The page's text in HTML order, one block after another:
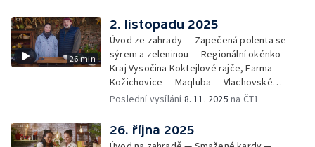
26 min
2. listopadu 2025
Úvod ze zahrady — Zapečená polenta se
sýrem a zeleninou — Regionální okénko –
Kraj Vysočina Koktejlové rajče, Farma
Kožichovice — Maqluba — Vlachovské
sušárny ovoce — Nejlepší hovězí vývar se
Poslední vysílání8. 11. 2025 na ČT1
26. října 2025